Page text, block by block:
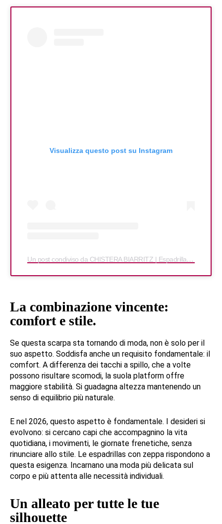
Visualizza questo post su Instagram
Un post condiviso da CHISTERA BIARRITZ | Espadrillas, abbigliamento e accessori (@chistera_biarritz)
La combinazione vincente:
comfort e stile.
Se questa scarpa sta tornando di moda, non è solo per il
suo aspetto. Soddisfa anche un requisito fondamentale: il
comfort. A differenza dei tacchi a spillo, che a volte
possono risultare scomodi, la suola platform offre
maggiore stabilità. Si guadagna altezza mantenendo un
senso di equilibrio più naturale.
E nel 2026, questo aspetto è fondamentale. I desideri si
evolvono: si cercano capi che accompagnino la vita
quotidiana, i movimenti, le giornate frenetiche, senza
rinunciare allo stile. Le espadrillas con zeppa rispondono a
questa esigenza. Incarnano una moda più delicata sul
corpo e più attenta alle necessità individuali.
Un alleato per tutte le tue
silhouette